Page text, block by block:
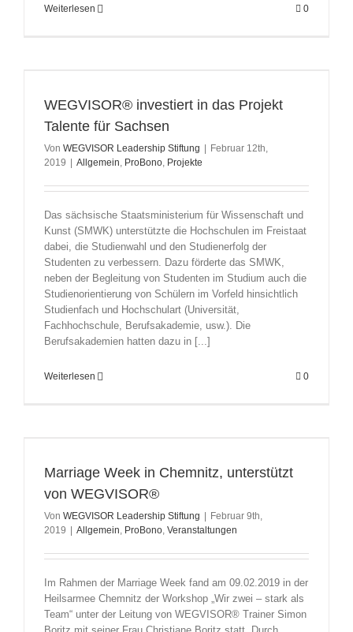
Weiterlesen 0
WEGVISOR® investiert in das Projekt
Talente für Sachsen
Von WEGVISOR Leadership Stiftung
Februar 12th,
2019
Allgemein, ProBono, Projekte
Das sächsische Staatsministerium für Wissenschaft und
Kunst (SMWK) unterstützte die Hochschulen im Freistaat
dabei, die Studienwahl und den Studienerfolg der
Studenten zu verbessern. Dazu förderte das SMWK,
neben der Begleitung von Studenten im Studium auch die
Studienorientierung von Schülern im Vorfeld hinsichtlich
Studienfach und Hochschulart (Universität,
Fachhochschule, Berufsakademie, usw.). Die
Berufsakademien hatten dazu in [...]
Weiterlesen 0
Marriage Week in Chemnitz, unterstützt
von WEGVISOR®
Von WEGVISOR Leadership Stiftung
Februar 9th,
2019
Allgemein, ProBono, Veranstaltungen
Im Rahmen der Marriage Week fand am 09.02.2019 in der
Heilsarmee Chemnitz der Workshop „Wir zwei – stark als
Team“ unter der Leitung von WEGVISOR® Trainer Simon